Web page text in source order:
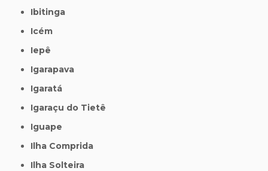
Ibitinga
Icém
Iepê
Igarapava
Igaratá
Igaraçu do Tietê
Iguape
Ilha Comprida
Ilha Solteira